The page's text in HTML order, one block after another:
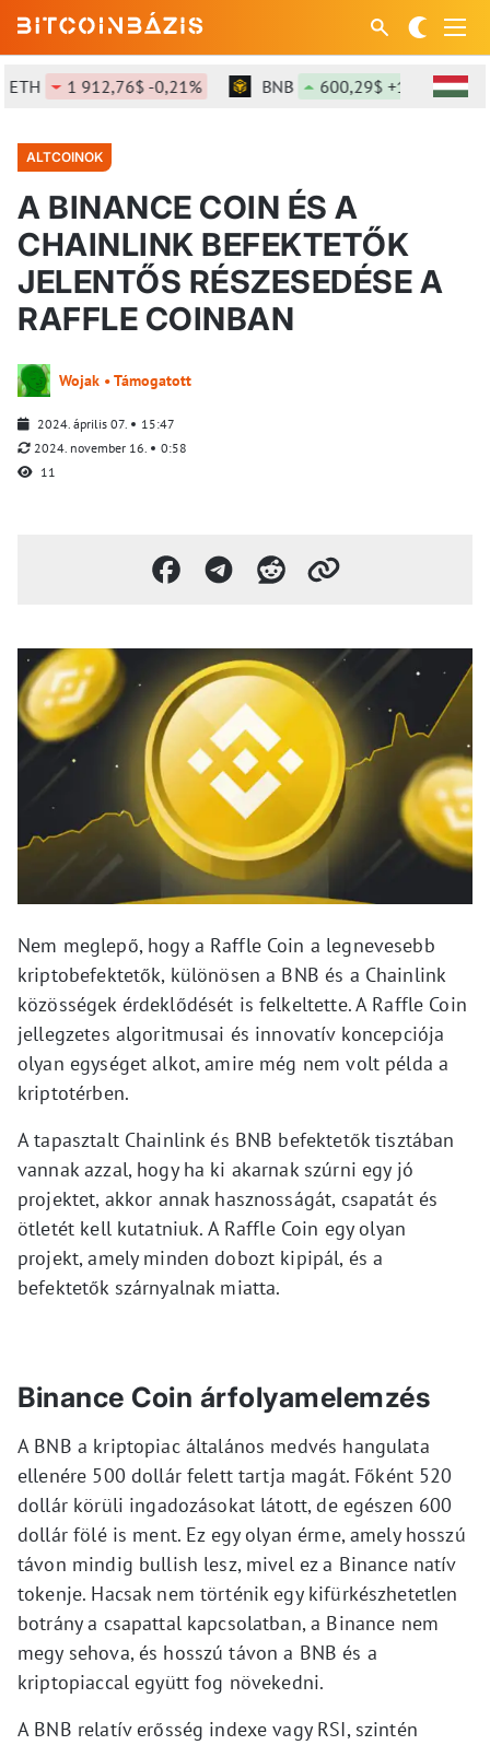
1 912,76$ -0,21% BNB 600,29$ +1,28%
ALTCOINOK
A BINANCE COIN ÉS A
CHAINLINK BEFEKTETŐK
JELENTŐS RÉSZESEDÉSE A
RAFFLE COINBAN
Wojak • Támogatott
2024. április 07.
15:47
2024. november 16.
0:58
11
Nem meglepő, hogy a Raffle Coin a legnevesebb
kriptobefektetők, különösen a BNB és a Chainlink
közösségek érdeklődését is felkeltette. A Raffle Coin
jellegzetes algoritmusai és innovatív koncepciója
olyan egységet alkot, amire még nem volt példa a
kriptotérben.
A tapasztalt Chainlink és BNB befektetők tisztában
vannak azzal, hogy ha ki akarnak szúrni egy jó
projektet, akkor annak hasznosságát, csapatát és
ötletét kell kutatniuk. A Raffle Coin egy olyan
projekt, amely minden dobozt kipipál, és a
befektetők szárnyalnak miatta.
Binance Coin árfolyamelemzés
A BNB a kriptopiac általános medvés hangulata
ellenére 500 dollár felett tartja magát. Főként 520
dollár körüli ingadozásokat látott, de egészen 600
dollár fölé is ment. Ez egy olyan érme, amely hosszú
távon mindig bullish lesz, mivel ez a Binance natív
tokenje. Hacsak nem történik egy kifürkészhetetlen
botrány a csapattal kapcsolatban, a Binance nem
megy sehova, és hosszú távon a BNB és a
kriptopiaccal együtt fog növekedni.
A BNB relatív erősség indexe vagy RSI, szintén